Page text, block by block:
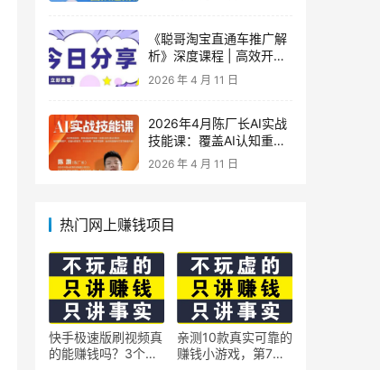
策略
《聪哥淘宝直通车推广解
析》深度课程 | 高效开
车、极速投产系统实操课
2026 年 4 月 11 日
2026年4月陈厂长AI实战
技能课：覆盖AI认知重
构、智能体与大模型解
2026 年 4 月 11 日
热门网上赚钱项目
快手极速版刷视频真
的能赚钱吗？3个隐
亲测10款真实可靠的
赚钱小游戏，第7款